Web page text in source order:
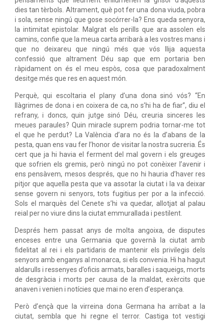
dies tan tèrbols. Altrament, què pot fer una dona viuda, pobra
i sola, sense ningú que gose socórrer-la? Ens queda senyora,
la intimitat epistolar. Malgrat els perills que ara assolen els
camins, confie que la meua carta arribarà a les vostres mans i
que no deixareu que ningú més que vós llija aquesta
confessió que altrament Déu sap que em portaria ben
ràpidament on és el meu espòs, cosa que paradoxalment
desitge més que res en aquest món.
Perquè, qui escoltaria el plany d’una dona sinó vós? “En
llàgrimes de dona i en coixera de ca, no s’hi ha de fiar”, diu el
refrany, i doncs, quin jutge sinó Déu, creuria sinceres les
meues paraules? Quin miracle suprem podria tornar-me tot
el que he perdut? La València d’ara no és la d’abans de la
pesta, quan ens vau fer l’honor de visitar la nostra sucreria. És
cert que ja hi havia el ferment del mal govern i els greuges
que sofrien els gremis, però ningú no pot conèixer l’avenir i
ens pensàvem, mesos després, que no hi hauria d’haver res
pitjor que aquella pesta que va assotar la ciutat i la va deixar
sense govern ni senyors, tots fugitius per por a la infecció.
Sols el marquès del Cenete s’hi va quedar, allotjat al palau
reial per no viure dins la ciutat emmurallada i pestilent.
Després hem passat anys de molta angoixa, de disputes
enceses entre una Germania que governà la ciutat amb
fidelitat al rei i els partidaris de mantenir els privilegis dels
senyors amb enganys al monarca, si els convenia. Hi ha hagut
aldarulls i ressenyes d’oficis armats, baralles i saqueigs, morts
de desgràcia i morts per causa de la maldat, exèrcits que
anaven i venien i notícies que mai no eren d’esperança.
Però d’ençà que la virreina dona Germana ha arribat a la
ciutat, sembla que hi regne el terror. Castiga tot vestigi